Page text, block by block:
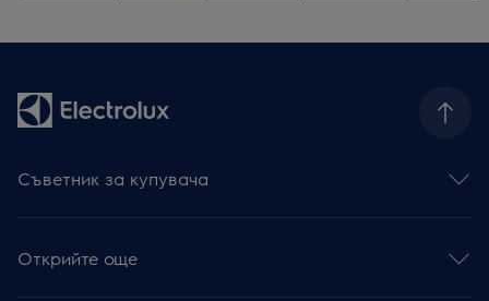
Съветник за купувача
Готварски плотове
Абсорбатори
Съдомиялни
Открийте още